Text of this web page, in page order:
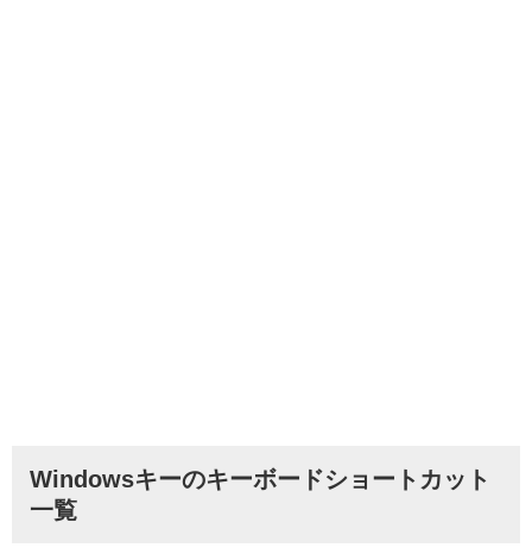
Windowsキーのキーボードショートカット
一覧